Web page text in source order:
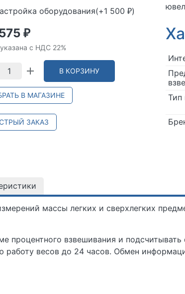
оборудования(+1 500 ₽)
₽
с НДС 22%
В КОРЗИНУ
В МАГАЗИНЕ
ЗАКАЗ
Тип
массы легких и сверхлегких
процентного взвешивания и
работу весов до 24 часов. Обмен